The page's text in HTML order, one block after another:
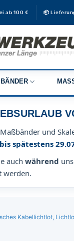
ab 100 € 📦
und
bis spätestens
auch während
werden.
Kabellichtlot,